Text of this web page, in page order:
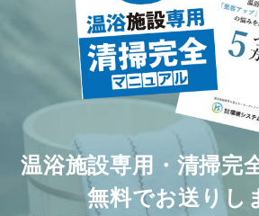
温浴施設専用・清掃完
無料でお送りし